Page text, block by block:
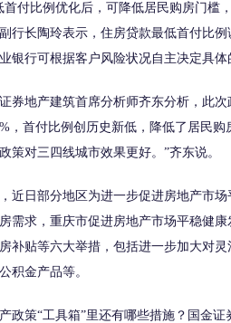
比例优化后，可降低居民购房门槛，
行长陶玲表示，住房贷款最低首付比
银行可根据客户风险状况自主决定具体
地产建筑首席分析师齐东分析，此次
，首付比例创历史新低，降低了居民
策对三四线城市效果更好。”齐东说。
日部分地区为进一步促进房地产市场
需求，重庆市促进房地产市场平稳健
补贴等六大举措，包括进一步加大对
积金产品等。
策“工具箱”里还有哪些措施？国金证